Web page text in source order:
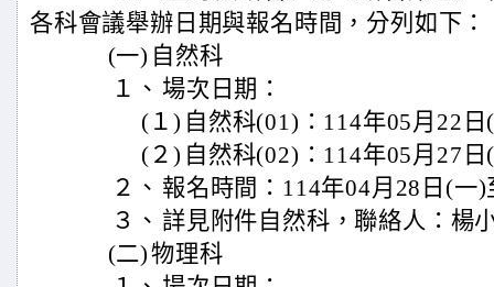
各科會議舉辦日期與報名時間，分列如下：
(一) 自然科
１、 場次日期：
(１) 自然科(01)：114年05月22日
(２) 自然科(02)：114年05月27日
２、 報名時間：114年04月28日(一
３、 詳見附件自然科，聯絡人：楊
(二)物理科